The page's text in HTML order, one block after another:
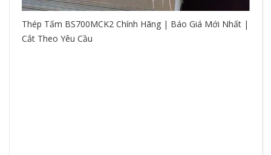
Thép Tấm BS700MCK2 Chính Hãng | Báo Giá Mới Nhất |
Cắt Theo Yêu Cầu